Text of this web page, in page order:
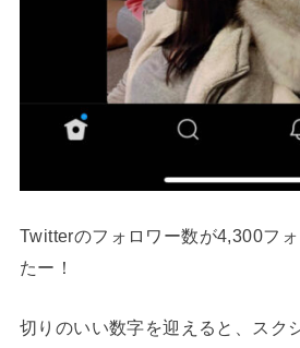
Twitterのフォロワー数が4,300フ
たー！
切りのいい数字を迎えると、スク